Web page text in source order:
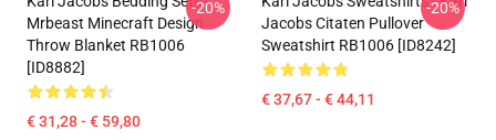
Mrbeast Minecraft Design
Throw Blanket RB1006
[ID8882]
€ 31,28 - € 59,80
-20%
Jacobs Citaten Pullover
Sweatshirt RB1006 [ID8242]
€ 37,67 - € 44,11
-20%